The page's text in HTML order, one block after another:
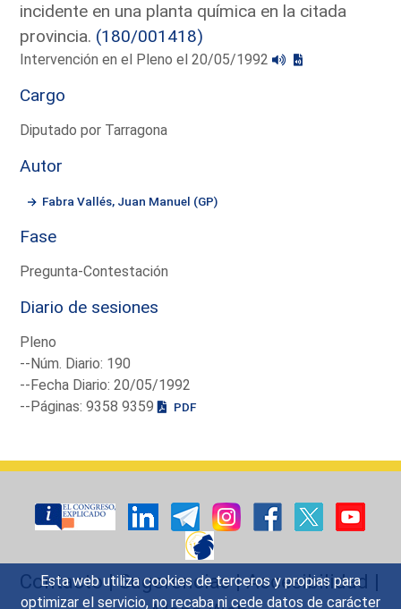
Esta web utiliza cookies de terceros y propias para
optimizar el servicio, no recaba ni cede datos de carácter
incidente en una planta química en la citada
provincia. (180/001418)
Intervención en el Pleno el 20/05/1992
Cargo
Diputado por Tarragona
Autor
Fabra Vallés, Juan Manuel (GP)
Fase
Pregunta-Contestación
Diario de sesiones
Pleno
--Núm. Diario: 190
--Fecha Diario: 20/05/1992
--Páginas: 9358 9359
PDF
Contacto|Sugerencias|Accesibilidad |